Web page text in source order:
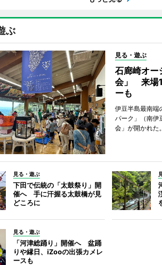
ぶ
見る・遊ぶ
石廊崎オー
会」 来場
ーも
伊豆半島最南端
パーク」（南伊
会」が開かれた。
見る・遊ぶ
下田で伝統の「太鼓祭り」開
催へ 手に汗握る太鼓橋が見
どころに
見る・遊ぶ
「河津総踊り」開催へ 盆踊
りや縁日、iZooの出張カメレ
ースも